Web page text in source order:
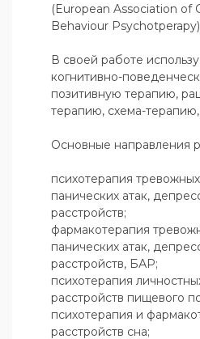
(European Association of
Behaviour Psychotрerapy)
В своей работе
когнитивно-
позитивную терапию,
терапию, схема-
Основные направления
психотерапия
панических атак,
расстройств;
фармакотерапия
панических атак,
расстройств, БАР;
психотерапия
расстройств пищевого
психотерапия и
расстройств сна;